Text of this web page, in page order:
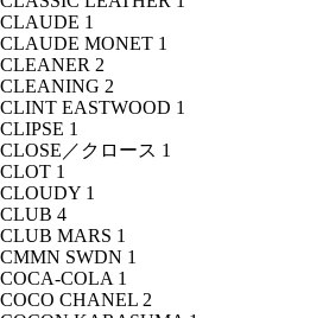
CLAUDE 1
CLAUDE MONET 1
CLEANER 2
CLEANING 2
CLINT EASTWOOD 1
CLIPSE 1
CLOSE／クロース 1
CLOT 1
CLOUDY 1
CLUB 4
CLUB MARS 1
CMMN SWDN 1
COCA-COLA 1
COCO CHANEL 2